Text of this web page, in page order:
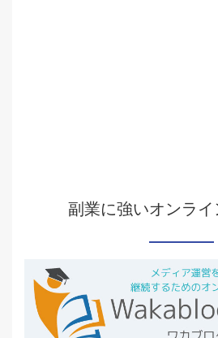
副業に強いオンラ